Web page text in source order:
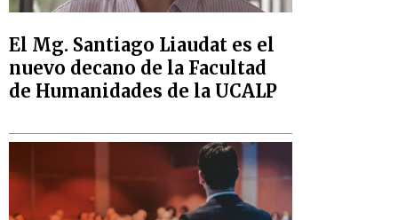
El Mg. Santiago Liaudat es el
nuevo decano de la Facultad
de Humanidades de la UCALP